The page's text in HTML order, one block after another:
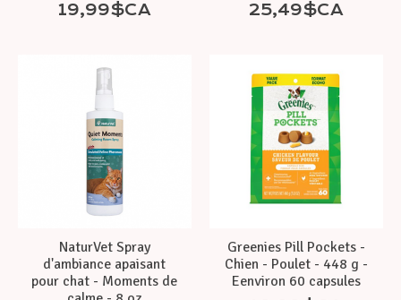
19,99$CA
25,49$CA
NaturVet Spray
d'ambiance apaisant
pour chat - Moments de
Greenies Pill Pockets -
Chien - Poulet - 448 g -
Eenviron 60 capsules